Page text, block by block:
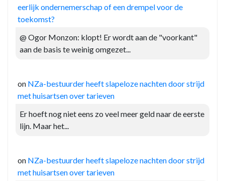
eerlijk ondernemerschap of een drempel voor de
toekomst?
@ Ogor Monzon: klopt! Er wordt aan de "voorkant"
aan de basis te weinig omgezet...
on NZa-bestuurder heeft slapeloze nachten door strijd
met huisartsen over tarieven
Er hoeft nog niet eens zo veel meer geld naar de eerste
lijn. Maar het...
on NZa-bestuurder heeft slapeloze nachten door strijd
met huisartsen over tarieven